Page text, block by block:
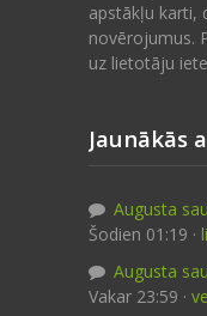
apstākļu karti,
novērojumus.
uz lietotāju
Jaunākās
Augusta
Šodien 01:19 ·
Augusta
Vakar 23:59 ·